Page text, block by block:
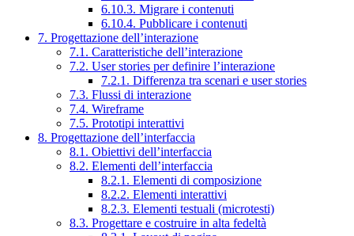
6.10.3. Migrare i contenuti
6.10.4. Pubblicare i contenuti
7. Progettazione dell’interazione
7.1. Caratteristiche dell’interazione
7.2. User stories per definire l’interazione
7.2.1. Differenza tra scenari e user stories
7.3. Flussi di interazione
7.4. Wireframe
7.5. Prototipi interattivi
8. Progettazione dell’interfaccia
8.1. Obiettivi dell’interfaccia
8.2. Elementi dell’interfaccia
8.2.1. Elementi di composizione
8.2.2. Elementi interattivi
8.2.3. Elementi testuali (microtesti)
8.3. Progettare e costruire in alta fedeltà